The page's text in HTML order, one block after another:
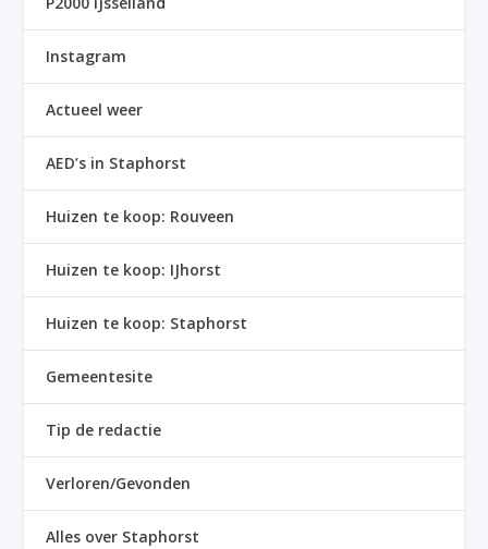
Instagram
Actueel weer
AED’s in Staphorst
Huizen te koop: Rouveen
Huizen te koop: IJhorst
Huizen te koop: Staphorst
Gemeentesite
Tip de redactie
Verloren/Gevonden
Alles over Staphorst